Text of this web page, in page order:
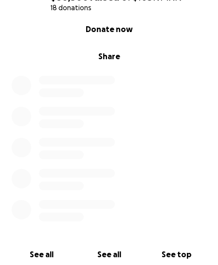
18 donations
Share
Donate now
See all See all See top
materiales.
Rodaje: Equipo de filmación, actores y efectos